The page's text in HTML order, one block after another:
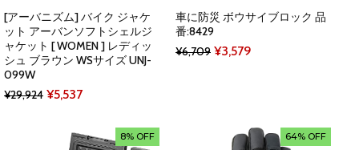
[アーバニズム] バイク ジャケ
ット アーバンソフトシェルジ
ャケット [ WOMEN ] レディッ
シュ ブラウン WSサイズ UNJ-
099W
¥29,924 Original
¥5,537Current
is:
車に防災 ボウサイブロック 品
番:8429
¥6,709 Original
¥3,579
8% OFF 64% OFF